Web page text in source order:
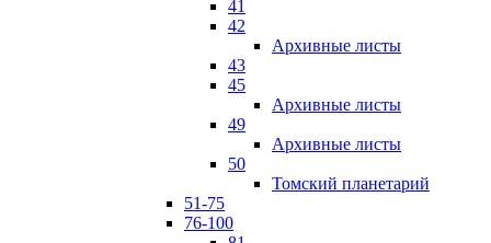
41
42
Архивные листы
43
45
Архивные листы
49
Архивные листы
50
Томский планетарий
51-75
76-100